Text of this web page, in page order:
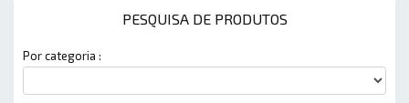
PESQUISA DE PRODUTOS
Por categoria :